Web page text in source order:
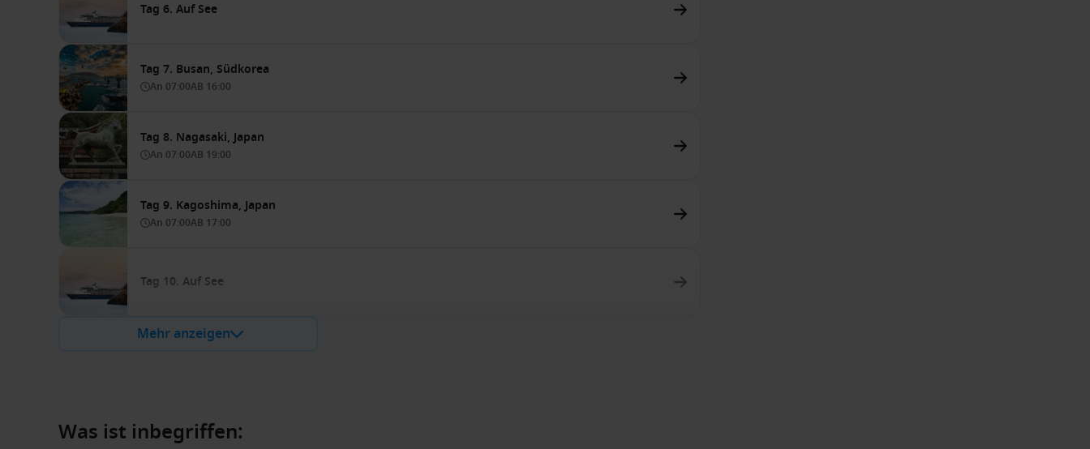
Tag 6. Auf See
Tag 7. Busan, Südkorea
An 07:00AB 16:00
Tag 8. Nagasaki, Japan
An 07:00AB 19:00
Tag 9. Kagoshima, Japan
An 07:00AB 17:00
Tag 10. Auf See
Mehr anzeigen
Was ist inbegriffen: